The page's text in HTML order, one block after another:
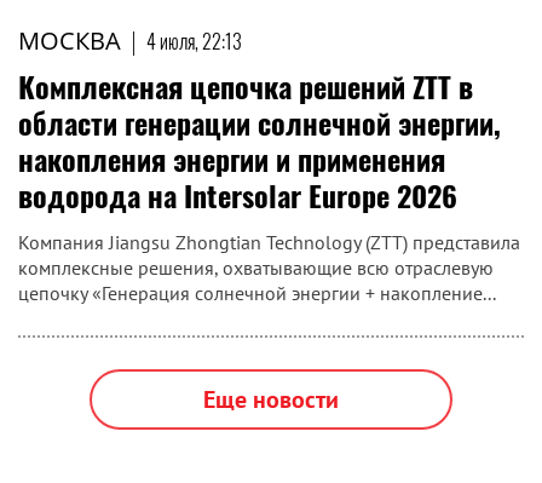
МОСКВА | 4 июля, 22:13
Комплексная цепочка решений ZTT в
области генерации солнечной энергии,
накопления энергии и применения
водорода на Intersolar Europe 2026
Компания Jiangsu Zhongtian Technology (ZTT) представила
комплексные решения, охватывающие всю отраслевую
цепочку «Генерация солнечной энергии + накопление...
Еще новости